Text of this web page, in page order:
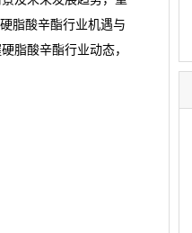
脂酸辛酯行业机遇与
脂酸辛酯行业动态，